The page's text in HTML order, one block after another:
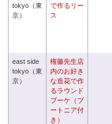
tokyo（東
京）
で作るリー
ス
east side
tokyo（東
京）
権藤先生店
内のお好き
な造花で作
るラウンド
ブーケ（ブ
ートニア付
き）